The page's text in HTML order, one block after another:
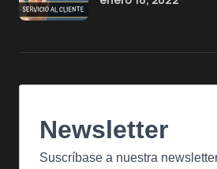
Newsletter
Suscríbase a nuestra